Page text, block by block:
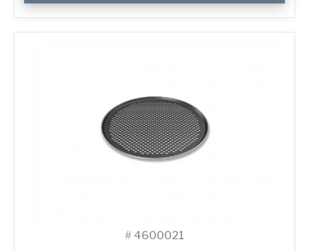
Pizza
Tray
quantità
# 4600021